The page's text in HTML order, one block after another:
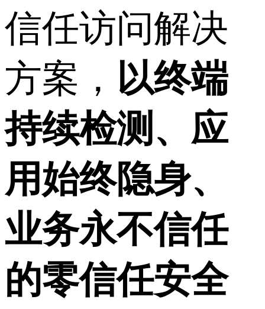
信任访问解决
方案， 以终端
持续检测、应
用始终隐身、
业务永不信任
的零信任安全